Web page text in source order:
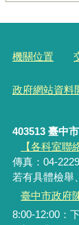
機關位置
政府網站資料
403513 臺中
【各科室聯
傳真：04-
若有具體檢舉
臺中市政府
8:00-12:00：